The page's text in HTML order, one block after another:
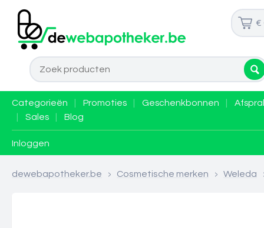
€
Categorieën Promoties Geschenkbonnen
Sales Blog
Inloggen
dewebapotheker.be > Cosmetische merken > Weleda